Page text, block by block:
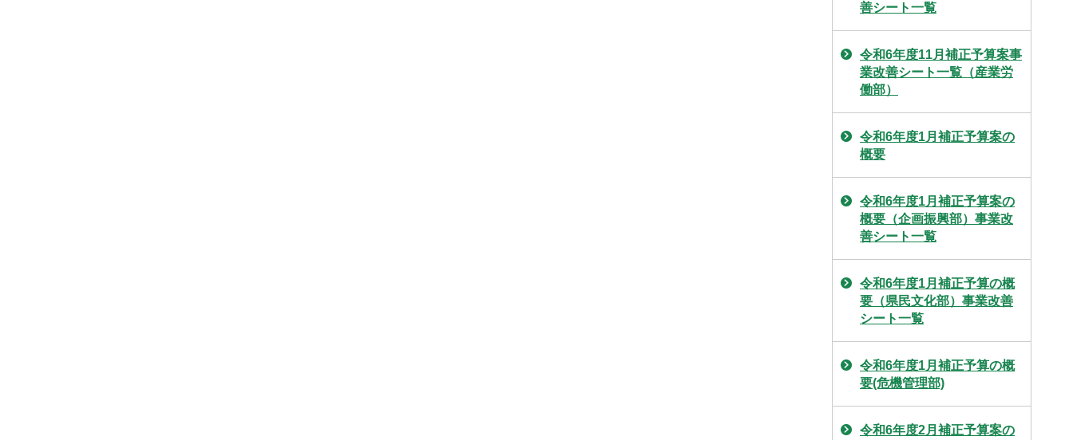
善シート一覧
令和6年度11月補正予算案事
業改善シート一覧（産業労
働部）
令和6年度1月補正予算案の
概要
令和6年度1月補正予算案の
概要（企画振興部）事業改
善シート一覧
令和6年度1月補正予算の概
要（県民文化部）事業改善
シート一覧
令和6年度1月補正予算の概
要(危機管理部)
令和6年度2月補正予算案の